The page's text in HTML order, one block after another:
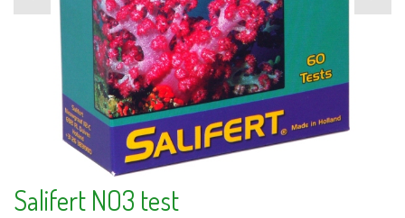
Salifert NO3 test